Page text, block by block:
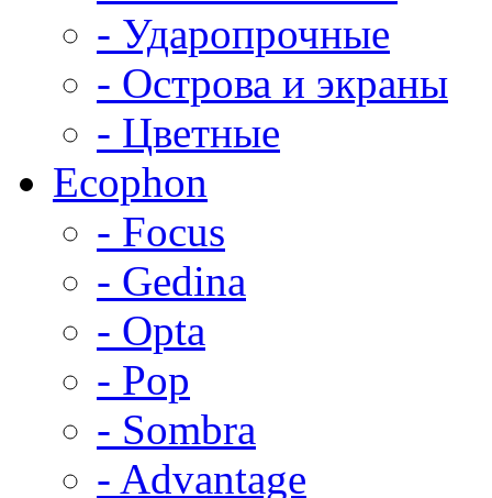
- Ударопрочные
- Острова и экраны
- Цветные
Ecophon
- Focus
- Gedina
- Opta
- Pop
- Sombra
- Advantage